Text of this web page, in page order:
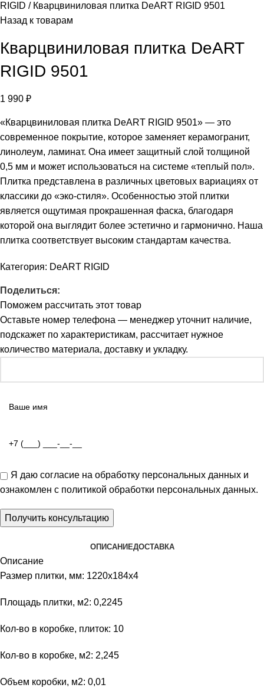
RIGID
Кварцвиниловая плитка DeART RIGID 9501
Назад к товарам
Кварцвиниловая плитка DeART
RIGID 9501
1 990 ₽
«Кварцвиниловая плитка DeART RIGID 9501» — это
современное покрытие, которое заменяет керамогранит,
линолеум, ламинат. Она имеет защитный слой толщиной
0,5 мм и может использоваться на системе «теплый пол».
Плитка представлена в различных цветовых вариациях от
классики до «эко-стиля». Особенностью этой плитки
является ощутимая прокрашенная фаска, благодаря
которой она выглядит более эстетично и гармонично. Наша
плитка соответствует высоким стандартам качества.
Категория: DeART RIGID
Поделиться:
Поможем рассчитать этот товар
Оставьте номер телефона — менеджер уточнит наличие,
подскажет по характеристикам, рассчитает нужное
количество материала, доставку и укладку.
Я даю согласие на обработку персональных данных и
ознакомлен с политикой обработки персональных данных.
ОПИСАНИЕДОСТАВКА
Описание
Размер плитки, мм: 1220х184х4
Площадь плитки, м2: 0,2245
Кол-во в коробке, плиток: 10
Кол-во в коробке, м2: 2,245
Объем коробки, м2: 0,01